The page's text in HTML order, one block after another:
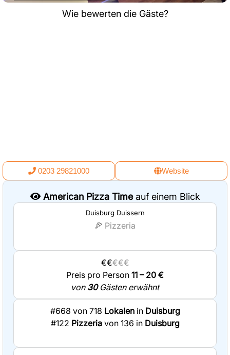
Wie bewerten die Gäste?
0203 29821000 Website
American Pizza Timeauf einem Blick
Duisburg Duissern
🍕 Pizzeria
€€€€€
Preis pro Person 11 – 20 €
von 30Gästen erwähnt
#668 von 718 Lokalenin Duisburg
#122 Pizzeriavon 136 in Duisburg